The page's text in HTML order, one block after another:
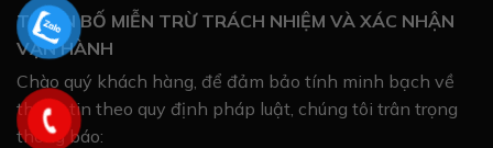
TUYÊN BỐ MIỄN TRỪ TRÁCH NHIỆM VÀ XÁC NHẬN
VẬN HÀNH
Chào quý khách hàng, để đảm bảo tính minh bạch về
thông tin theo quy định pháp luật, chúng tôi trân trọng
thông báo: